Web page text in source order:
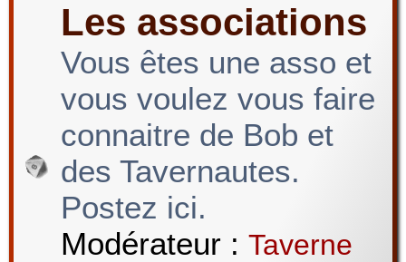
Les associations
Vous êtes une asso et
vous voulez vous faire
connaitre de Bob et
des Tavernautes.
Postez ici.
Modérateur : Taverne